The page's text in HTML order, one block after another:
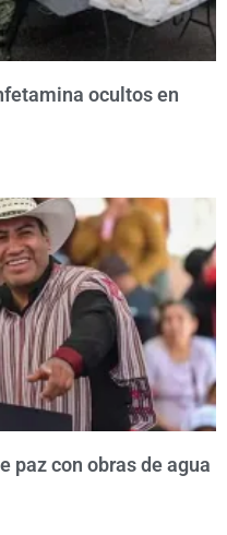
ocultos en
paz con obras de agua